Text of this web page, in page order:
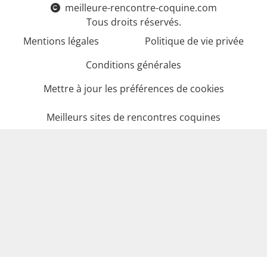
meilleure-rencontre-coquine.com
Tous droits réservés.
Mentions légales
Politique de vie privée
Conditions générales
Mettre à jour les préférences de cookies
Meilleurs sites de rencontres coquines